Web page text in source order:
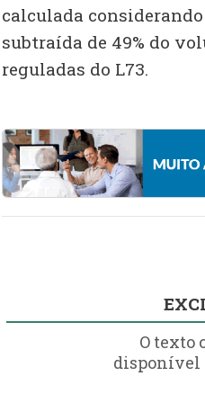
calculada
subtraída de 49% do
reguladas do L73.
O texto
disponível